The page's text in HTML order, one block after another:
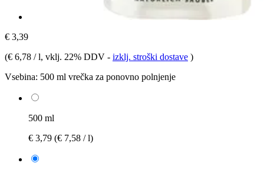
€ 3,39
(€ 6,78 / l, vklj. 22% DDV - izklj. stroški dostave )
Vsebina: 500 ml vrečka za ponovno polnjenje
500 ml
€ 3,79 (€ 7,58 / l)